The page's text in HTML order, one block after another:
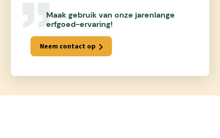
Maak gebruik van onze jarenlange
erfgoed-ervaring!
Neem contact op